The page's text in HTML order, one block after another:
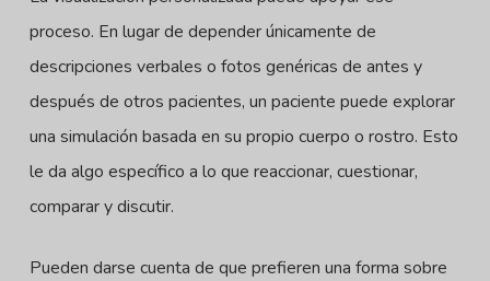
proceso. En lugar de depender únicamente de
descripciones verbales o fotos genéricas de antes y
después de otros pacientes, un paciente puede explorar
una simulación basada en su propio cuerpo o rostro. Esto
le da algo específico a lo que reaccionar, cuestionar,
comparar y discutir.
Pueden darse cuenta de que prefieren una forma sobre